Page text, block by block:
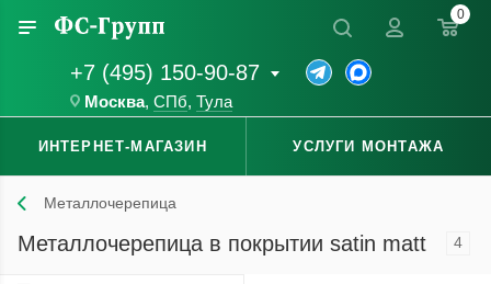
+7 (495) 150-90-87
Москва, СПб, Тула
0
ИНТЕРНЕТ-МАГАЗИН УСЛУГИ МОНТАЖА
Металлочерепица
Металлочерепица в покрытии satin matt 4